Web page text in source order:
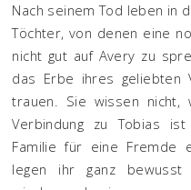
Nach seinem Tod leben in
Töchter, von denen eine
nicht gut auf Avery zu
das Erbe ihres geliebten
trauen. Sie wissen nicht,
Verbindung zu Tobias
Familie für eine Fremde
legen ihr ganz